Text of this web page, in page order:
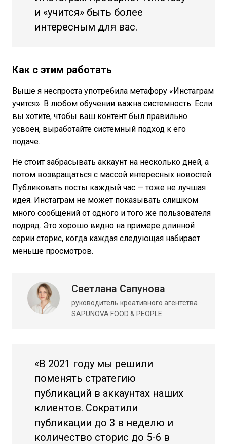
и «учится» быть более
интересным для вас.
Как с этим работать
Выше я неспроста употребила метафору «Инстаграм
учится». В любом обучении важна системность. Если
вы хотите, чтобы ваш контент был правильно
усвоен, выработайте системный подход к его
подаче.
Не стоит забрасывать аккаунт на несколько дней, а
потом возвращаться с массой интересных новостей.
Публиковать посты каждый час — тоже не лучшая
идея. Инстаграм не может показывать слишком
много сообщений от одного и того же пользователя
подряд. Это хорошо видно на примере длинной
серии сторис, когда каждая следующая набирает
меньше просмотров.
Светлана Сапунова
руководитель креативного агентства
SAPUNOVA FOOD & PEOPLE
«В 2021 году мы решили
поменять стратегию
публикаций в аккаунтах наших
клиентов. Сократили
публикации до 3 в неделю и
количество сторис до 5-6 в